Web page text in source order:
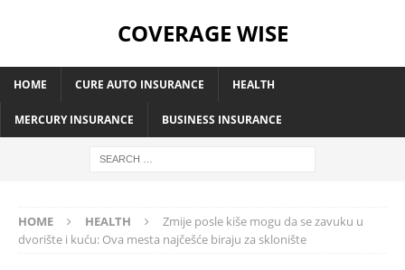
COVERAGE WISE
HOME CURE AUTO INSURANCE HEALTH
MERCURY INSURANCE BUSINESS INSURANCE
HOME HEALTH
Zmije posle kiše mogu da se zavuku u
dvorište i kuću: Ova mesta najčešće biraju za sklonište